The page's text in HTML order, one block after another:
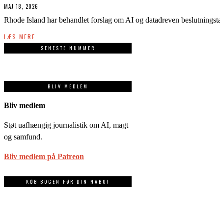
MAJ 18, 2026
Rhode Island har behandlet forslag om AI og datadreven
LÆS MERE
SENESTE NUMMER
BLIV MEDLEM
Bliv medlem
Støt uafhængig journalistik om AI, magt
og samfund.
Bliv medlem på Patreon
KØB BOGEN FØR DIN NABO!